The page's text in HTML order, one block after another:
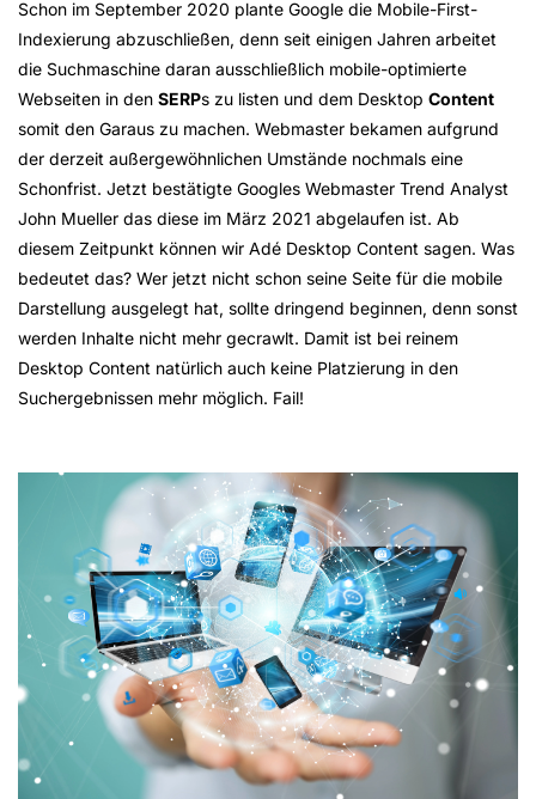
Schon im September 2020 plante Google die Mobile-First-
Indexierung abzuschließen, denn seit einigen Jahren arbeitet
die Suchmaschine daran ausschließlich mobile-optimierte
Webseiten in den SERPs zu listen und dem Desktop Content
somit den Garaus zu machen. Webmaster bekamen aufgrund
der derzeit außergewöhnlichen Umstände nochmals eine
Schonfrist. Jetzt bestätigte Googles Webmaster Trend Analyst
John Mueller das diese im März 2021 abgelaufen ist. Ab
diesem Zeitpunkt können wir Adé Desktop Content sagen. Was
bedeutet das? Wer jetzt nicht schon seine Seite für die mobile
Darstellung ausgelegt hat, sollte dringend beginnen, denn sonst
werden Inhalte nicht mehr gecrawlt. Damit ist bei reinem
Desktop Content natürlich auch keine Platzierung in den
Suchergebnissen mehr möglich. Fail!